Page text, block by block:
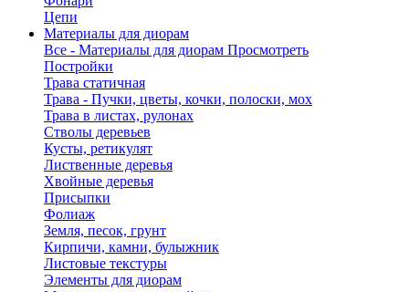
Цепи
Материалы для диорам
Все - Материалы для диорам Просмотреть
Постройки
Трава статичная
Трава - Пучки, цветы, кочки, полоски, мох
Трава в листах, рулонах
Стволы деревьев
Кусты, ретикулят
Лиственные деревья
Хвойные деревья
Присыпки
Фолиаж
Земля, песок, грунт
Кирпичи, камни, булыжник
Листовые текстуры
Элементы для диорам